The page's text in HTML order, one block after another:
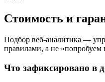
Стоимость и
Подбор веб-аналитика —
правилами, а не «попробуем
Что зафиксировано в